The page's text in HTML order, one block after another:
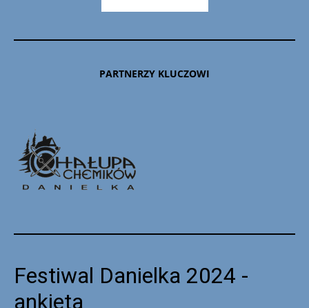
PARTNERZY KLUCZOWI